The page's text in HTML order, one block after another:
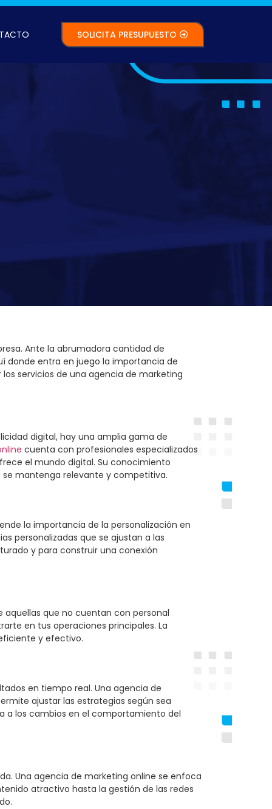
SOLICITA PRESUPUESTO
Ante la abrumadora cantidad de
donde entra en juego la importancia de
servicios de una agencia de marketing
digital, hay una amplia gama de
cuenta con profesionales especializados
el mundo digital. Su conocimiento
mantenga relevante y competitiva.
la importancia de la personalización en
personalizadas que se ajustan a las
y para construir una conexión
que no cuentan con personal
en tus operaciones principales. La
y efectivo.
en tiempo real. Una agencia de
ajustar las estrategias según sea
a los cambios en el comportamiento del
Una agencia de marketing online se enfoca
atractivo hasta la gestión de las redes